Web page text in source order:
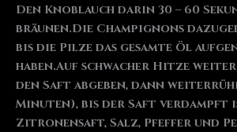
Den Knoblauch darin 30 – 60
bräunen.Die Champignons
bis die Pilze das gesamte Öl
haben.Auf schwacher Hitze
den Saft abgeben, dann
Minuten), bis der Saft verdampft
Zitronensaft, Salz, Pfeffer und